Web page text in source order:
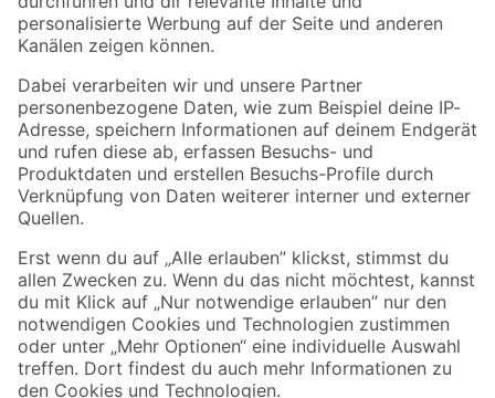
Folge uns
Zahlungsarten Versandarten
Sicher einkaufen
Jetzt die toom-App herunterladen